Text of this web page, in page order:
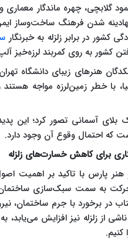
گلابچی، چهره ماندگار
شدن فرهنگ ساخت‌وساز
کشور در برابر زلزله به خبرنگار
کشور به روی کمربند لرزه‌خیز
هنرهای زیبای دانشگاه
با خطر زمین‌لرزه مواجه
یک بلای آسمانی تصور کرد؛ این
که احتمال وقوع آن وجود دارد.
برای کاهش خسارت‌های زلزله
و هنر پارس با تاکید بر
حرکت به سمت سبک‌سازی
در برخورد با جرم ساختمان،
از زلزله نیز افزایش